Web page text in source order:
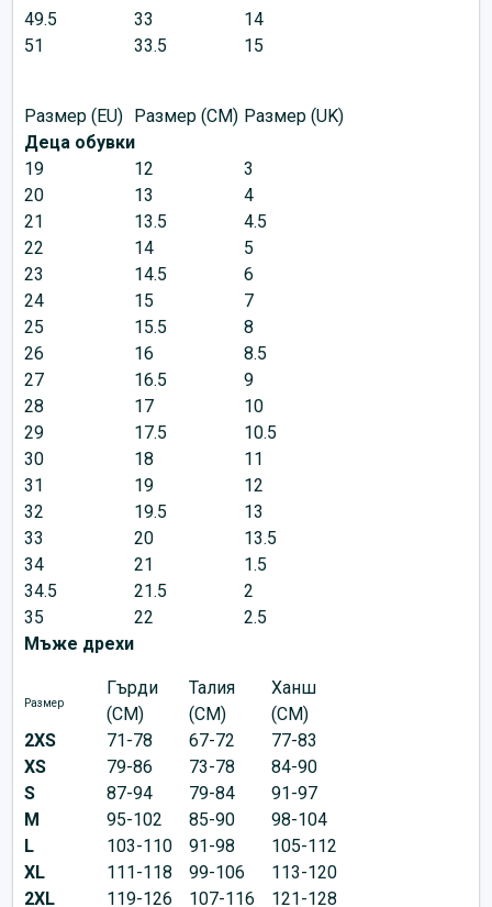
49.5
33
14
51
33.5 15
Размер (EU) Размер (CM) Размер (UK)
Деца обувки
19
12
3
20
13
4
21
13.5
4.5
22
14
5
23
14.5
6
24
15
7
25
15.5
8
26
16
8.5
27
16.5
9
28
17
10
29
17.5
10.5
30
18
11
31
19
12
32
19.5
13
33
20
13.5
34
21
1.5
34.5
21.5
2
35
22
2.5
Мъже дрехи
Размер
Гърди
(CM)
Талия
(CM)
Ханш
(CM)
2XS
71-78 67-72
77-83
XS
79-86 73-78
84-90
S
87-94 79-84
91-97
M
95-102 85-90
98-104
L
103-110 91-98
105-112
XL
111-118 99-106
113-120
2XL
119-126 107-116 121-128